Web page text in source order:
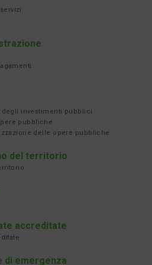
investimenti pubblici
pubbliche
delle opere pubbliche
del territorio
accreditate
di emergenza